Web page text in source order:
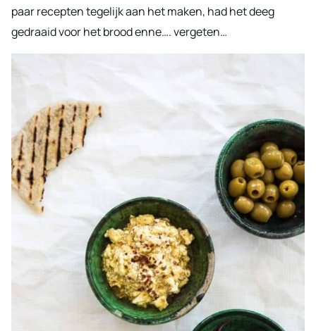
paar recepten tegelijk aan het maken, had het deeg
gedraaid voor het brood enne…. vergeten…